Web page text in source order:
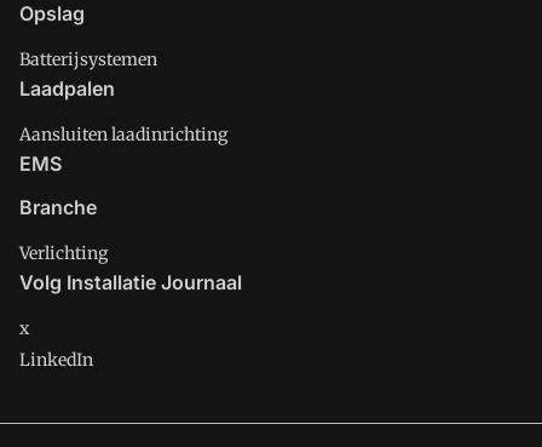
Opslag
Batterijsystemen
Laadpalen
Aansluiten laadinrichting
EMS
Branche
Verlichting
Volg Installatie Journaal
x
LinkedIn